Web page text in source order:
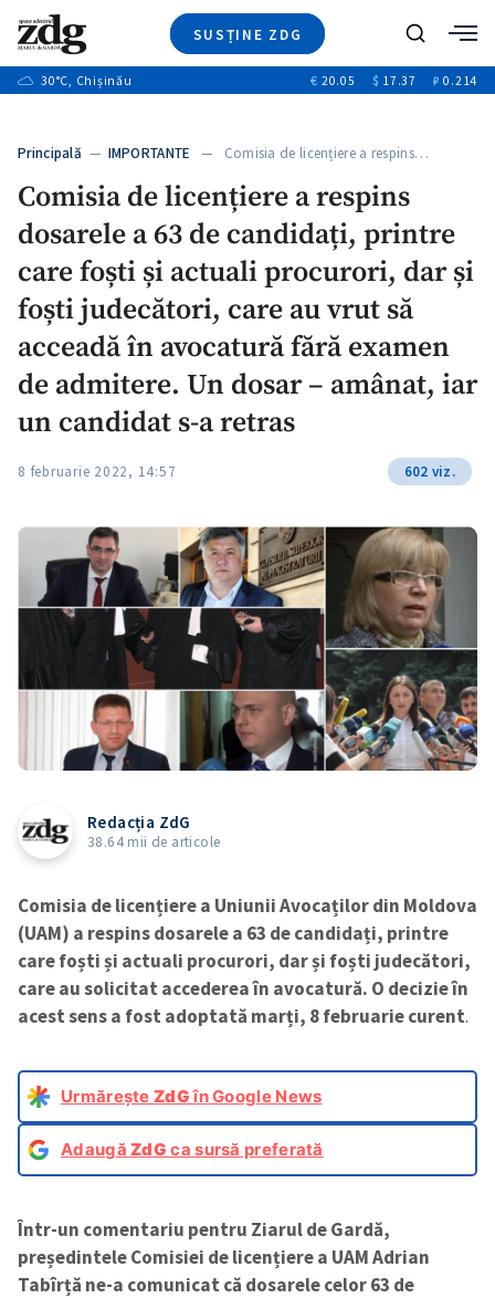
SUSȚINE ZDG
Ştiri
+9
Video
Special
+1
Blog
ZdGust
Caută
30°C, Chișinău € 20.05 $ 17.37 ₽ 0.214
Principală — IMPORTANTE — Comisia de licențiere a respins…
Comisia de licențiere a respins
dosarele a 63 de candidați, printre
care foști și actuali procurori, dar și
foști judecători, care au vrut să
acceadă în avocatură fără examen
de admitere. Un dosar – amânat, iar
un candidat s-a retras
8 februarie 2022, 14:57 602 viz.
Redacția ZdG
38.64 mii de articole
Comisia de licențiere a Uniunii Avocaților din Moldova
(UAM) a respins dosarele a 63 de candidați, printre
care foști și actuali procurori, dar și foști judecători,
care au solicitat accederea în avocatură. O decizie în
acest sens a fost adoptată marți, 8 februarie curent.
Urmărește ZdGîn Google News
AdaugăZdG ca sursă preferată
Într-un comentariu pentru Ziarul de Gardă,
președintele Comisiei de licențiere a UAM Adrian
Tabîrță ne-a comunicat că dosarele celor 63 de